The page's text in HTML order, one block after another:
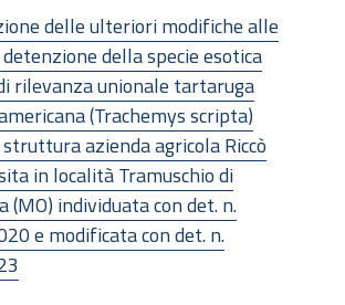
delle ulteriori modifiche alle
della specie esotica
rilevanza unionale tartaruga
(Trachemys scripta)
azienda agricola Riccò
in località Tramuschio di
(MO) individuata con det. n.
e modificata con det. n.